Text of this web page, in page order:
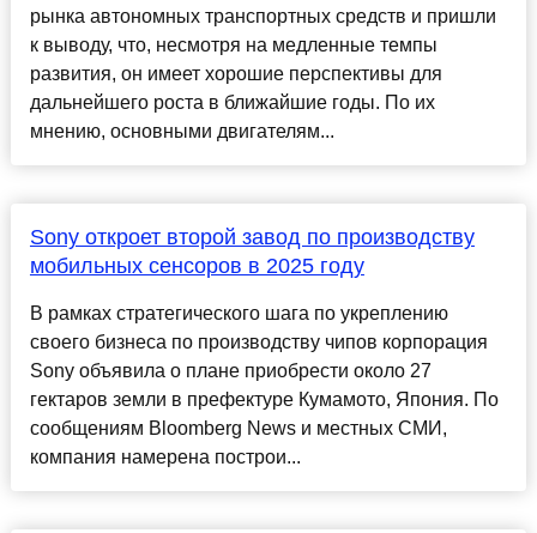
рынка автономных транспортных средств и пришли
к выводу, что, несмотря на медленные темпы
развития, он имеет хорошие перспективы для
дальнейшего роста в ближайшие годы. По их
мнению, основными двигателям...
Sony откроет второй завод по производству
мобильных сенсоров в 2025 году
В рамках стратегического шага по укреплению
своего бизнеса по производству чипов корпорация
Sony объявила о плане приобрести около 27
гектаров земли в префектуре Кумамото, Япония. По
сообщениям Bloomberg News и местных СМИ,
компания намерена построи...